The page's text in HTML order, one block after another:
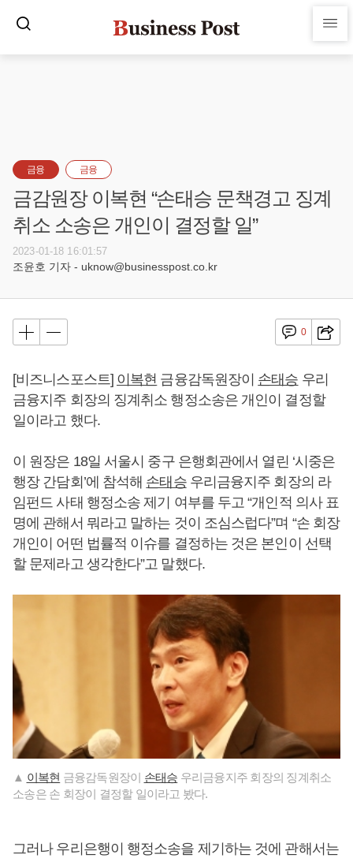
금융 금융
금감원장 이복현 “손태승 문책경고 징계
취소 소송은 개인이 결정할 일”
2023-01-18 16:01:57
조윤호 기자 - uknow@businesspost.co.kr
0
[비즈니스포스트] 이복현 금융감독원장이 손태승 우리
금융지주 회장의 징계취소 행정소송은 개인이 결정할
일이라고 했다.
이 원장은 18일 서울시 중구 은행회관에서 열린 ‘시중은
행장 간담회’에 참석해 손태승우리금융지주 회장의 라
임펀드 사태 행정소송 제기 여부를 두고 “개인적 의사 표
명에 관해서 뭐라고 말하는 것이 조심스럽다”며 “손 회장
개인이 어떤 법률적 이슈를 결정하는 것은 본인이 선택
할 문제라고 생각한다”고 말했다.
▲ 이복현 금융감독원장이 손태승 우리금융지주 회장의 징계취소
소송은 손 회장이 결정할 일이라고 봤다.
그러나 우리은행이 행정소송을 제기하는 것에 관해서는